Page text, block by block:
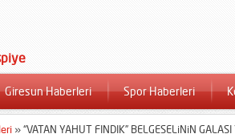
Giresun Haberleri Spor Haberleri
»“VATAN YAHUT FINDIK” BELGESELiNiN GALASI